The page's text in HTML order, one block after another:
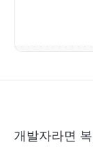
개발자라면